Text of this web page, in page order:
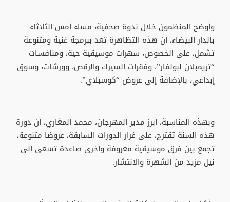
وأوضح المنظمون خلال ندوة صحفية، مساء أمس الثلاثاء
بالدار البيضاء، أن هذه التظاهرة تعد ببرمجة غنية ومتنوعة
تشمل، على الخصوص، سهرات موسيقية حية، ومنافسات
“تريمبلان لبولفار”، وفقرات السيرك والرقص، وورشات، وسوق
إبداعي، بالإضافة إلى عروض “كوسبلاي”.
وبهذه المناسبة، أبرز مدير المهرجان، محمد المغاري، أن دورة
هذه السنة تقترح، على غرار الدورات السابقة، عروضا متنوعة،
تجمع بين فرق موسيقية معروفة وأخرى صاعدة تسعى إلى
نيل مزيد من الشهرة والانتشار.